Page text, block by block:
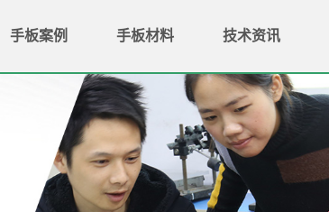
手板案例 手板材料 技术资讯